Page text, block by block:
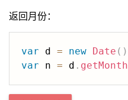
返回月份：
var d = new Date ( )
var n = d . getMonth